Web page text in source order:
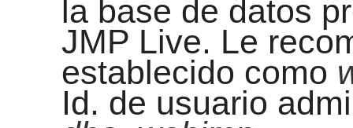
la base de datos
JMP Live. Le
establecido como
Id. de usuario